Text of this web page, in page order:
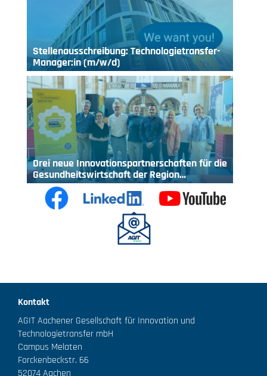
Stellenausschreibung: Technologietransfer-
Manager:in (m/w/d)
Drei neue Innovationspartnerschaften für die
Gesundheitswirtschaft der Region…
Kontakt
AGIT Aachener Gesellschaft für Innovation und
Technologietransfer mbH
Campus Melaten
Forckenbeckstr. 66
52074 Aachen